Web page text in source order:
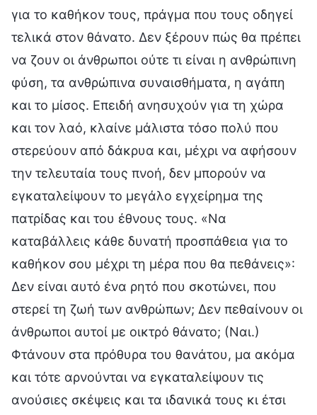
για το καθήκον τους, πράγμα που τους οδηγεί
τελικά στον θάνατο. Δεν ξέρουν πώς θα πρέπει
να ζουν οι άνθρωποι ούτε τι είναι η ανθρώπινη
φύση, τα ανθρώπινα συναισθήματα, η αγάπη
και το μίσος. Επειδή ανησυχούν για τη χώρα
και τον λαό, κλαίνε μάλιστα τόσο πολύ που
στερεύουν από δάκρυα και, μέχρι να αφήσουν
την τελευταία τους πνοή, δεν μπορούν να
εγκαταλείψουν το μεγάλο εγχείρημα της
πατρίδας και του έθνους τους. «Να
καταβάλλεις κάθε δυνατή προσπάθεια για το
καθήκον σου μέχρι τη μέρα που θα πεθάνεις»:
Δεν είναι αυτό ένα ρητό που σκοτώνει, που
στερεί τη ζωή των ανθρώπων; Δεν πεθαίνουν οι
άνθρωποι αυτοί με οικτρό θάνατο; (Ναι.)
Φτάνουν στα πρόθυρα του θανάτου, μα ακόμα
και τότε αρνούνται να εγκαταλείψουν τις
ανούσιες σκέψεις και τα ιδανικά τους κι έτσι